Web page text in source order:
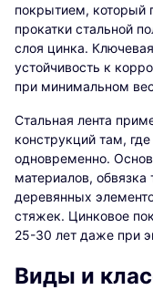
покрытием, который
прокатки стальной
слоя цинка.
устойчивость к
при минимальном
Стальная лента
конструкций там,
одновременно.
материалов, обвязка
деревянных
стяжек. Цинковое
25-30 лет даже при
Виды и